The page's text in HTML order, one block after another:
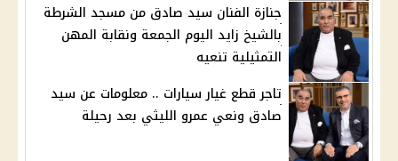
جنازة الفنان سيد صادق من مسجد الشرطة
بالشيخ زايد اليوم الجمعة ونقابة المهن
التمثيلية تنعيه
تاجر قطع غيار سيارات .. معلومات عن سيد
صادق ونعي عمرو الليثي بعد رحيلة